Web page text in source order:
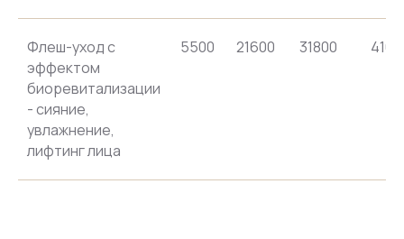
Флеш-уход с
эффектом
биоревитализации
- сияние,
увлажнение,
лифтинг лица
5500 21600 31800